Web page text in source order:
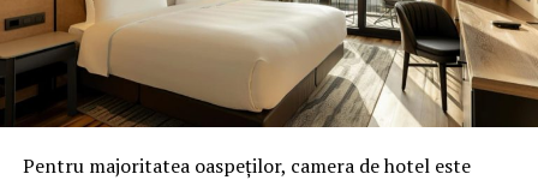
Pentru majoritatea oaspeților, camera de hotel este